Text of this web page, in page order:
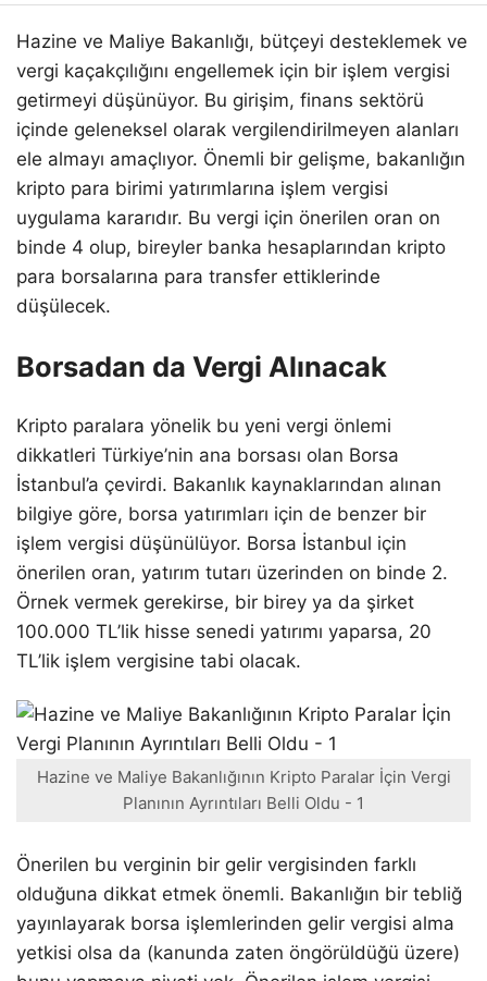
Hazine ve Maliye Bakanlığı, bütçeyi desteklemek ve
vergi kaçakçılığını engellemek için bir işlem vergisi
getirmeyi düşünüyor. Bu girişim, finans sektörü
içinde geleneksel olarak vergilendirilmeyen alanları
ele almayı amaçlıyor. Önemli bir gelişme, bakanlığın
kripto para birimi yatırımlarına işlem vergisi
uygulama kararıdır. Bu vergi için önerilen oran on
binde 4 olup, bireyler banka hesaplarından kripto
para borsalarına para transfer ettiklerinde
düşülecek.
Borsadan da Vergi Alınacak
Kripto paralara yönelik bu yeni vergi önlemi
dikkatleri Türkiye’nin ana borsası olan Borsa
İstanbul’a çevirdi. Bakanlık kaynaklarından alınan
bilgiye göre, borsa yatırımları için de benzer bir
işlem vergisi düşünülüyor. Borsa İstanbul için
önerilen oran, yatırım tutarı üzerinden on binde 2.
Örnek vermek gerekirse, bir birey ya da şirket
100.000 TL’lik hisse senedi yatırımı yaparsa, 20
TL’lik işlem vergisine tabi olacak.
Hazine ve Maliye Bakanlığının Kripto Paralar İçin Vergi
Planının Ayrıntıları Belli Oldu - 1
Önerilen bu verginin bir gelir vergisinden farklı
olduğuna dikkat etmek önemli. Bakanlığın bir tebliğ
yayınlayarak borsa işlemlerinden gelir vergisi alma
yetkisi olsa da (kanunda zaten öngörüldüğü üzere)